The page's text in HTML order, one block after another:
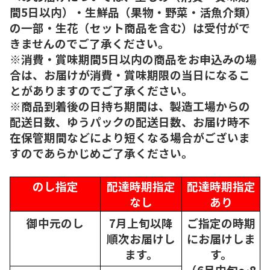
間5日以内）・生鮮品（果物・野菜・活魚介類）
の一部・生花（セット商品を含む）は受付がで
きませんのでご了承ください。
※消費・賞味期間5日以内の商品をお申込みの場
合は、お届けが消費・賞味期限の当日になるこ
とがありますのでご了承ください。
※商品到着後の日持ち期間は、製造工場からの
配送日数、ゆうパックの配送日数、お届け時不
在保管期間などにより短くなる場合がございま
すのであらかじめご了承ください。
のし指定
配達時期指定
なし
配達時期指定
あり
御中元のし
7月上旬以降
順次お届けし
ます。
ご指定の時期
にお届けしま
す。